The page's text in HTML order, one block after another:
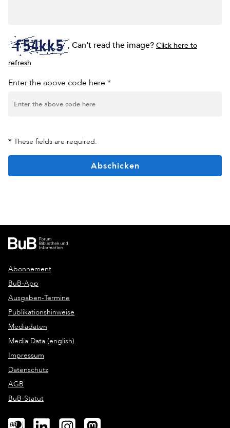
Can't read the image?Click here to
refresh
Enter the above code here *
* These fields are required.
Abschicken
Abonnement
BuB-App
Ausgaben-Termine
Publikationshinweise
Mediadaten
Media Data (english)
Impressum
Datenschutz
AGB
BuB-Statut